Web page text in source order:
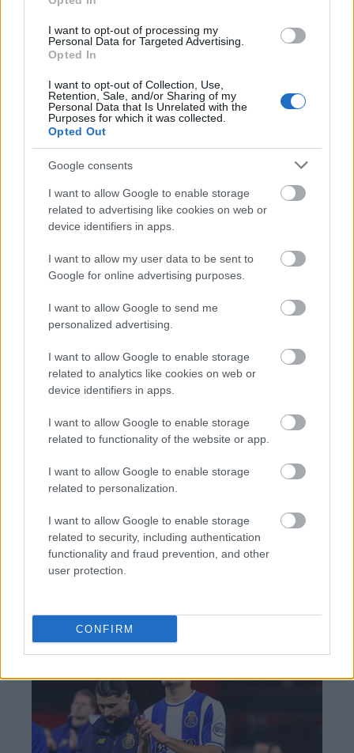
I want to opt-out of processing my
Personal Data for Targeted Advertising.
Opted In
I want to opt-out of Collection, Use,
Retention, Sale, and/or Sharing of my
Personal Data that Is Unrelated with the
Purposes for which it was collected.
Opted Out
Google consents
I want to allow Google to enable storage
related to advertising like cookies on web or
device identifiers in apps.
I want to allow my user data to be sent to
Google for online advertising purposes.
I want to allow Google to send me
personalized advertising.
I want to allow Google to enable storage
related to analytics like cookies on web or
device identifiers in apps.
I want to allow Google to enable storage
related to functionality of the website or app.
I want to allow Google to enable storage
related to personalization.
I want to allow Google to enable storage
related to security, including authentication
functionality and fraud prevention, and other
user protection.
CONFIRM
Η γαλάζια «θετική ατζέντα» στο δρόμο για το
2027 - Το παράπονο της Καρυστιανού - Στον
ΣΥΡΙΖΑ μελετούν Ιστορία
«κίτρινα» και «κόκκινα» σπίτια για τις
αποζημιώσεις
Ποια είναι η (κυβερνητική) λίστα με τα μεγάλα
οδικά έργα και τα εκτιμώμενα
χρονοδιαγράμματα
TAGS: Άρειος Πάγος
BEST OFINTERNET